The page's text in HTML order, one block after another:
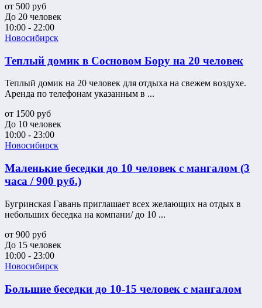
от 500 руб
До 20 человек
10:00 - 22:00
Новосибирск
Теплый домик в Сосновом Бору на 20 человек
Теплый домик на 20 человек для отдыха на свежем воздухе.
Аренда по телефонам указанным в ...
от 1500 руб
До 10 человек
10:00 - 23:00
Новосибирск
Маленькие беседки до 10 человек с мангалом (3
часа / 900 руб.)
Бугринская Гавань приглашает всех желающих на отдых в
небольших беседка на компани/ до 10 ...
от 900 руб
До 15 человек
10:00 - 23:00
Новосибирск
Большие беседки до 10-15 человек с мангалом